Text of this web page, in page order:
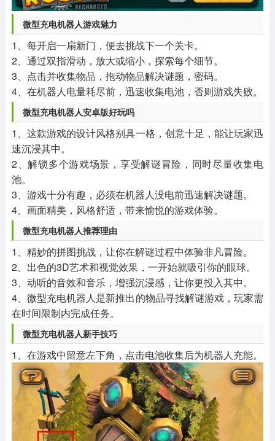
微型充电机器人游戏魅力
1、每开启一扇新门，便去挑战下一个关卡。
2、通过双指滑动，放大或缩小，探索每个细节。
3、点击并收集物品，拖动物品解决谜题，密码。
4、在机器人电量耗尽前，迅速收集电池，否则游戏失败。
微型充电机器人安卓版好玩吗
1、这款游戏的设计风格别具一格，创意十足，能让玩家迅
速沉浸其中。
2、解锁多个游戏场景，享受解谜冒险，同时尽量收集电
池。
3、游戏十分有趣，必须在机器人没电前迅速解决谜题。
4、画面精美，风格舒适，带来愉悦的游戏体验。
微型充电机器人推荐理由
1、精妙的拼图挑战，让你在解谜过程中体验非凡冒险。
2、出色的3D艺术和视觉效果，一开始就吸引你的眼球。
3、动听的音效和音乐，增强沉浸感，让你更投入其中。
4、微型充电机器人是新推出的物品寻找解谜游戏，玩家需
在时间限制内完成任务。
微型充电机器人新手技巧
1、在游戏中留意左下角，点击电池收集后为机器人充能。